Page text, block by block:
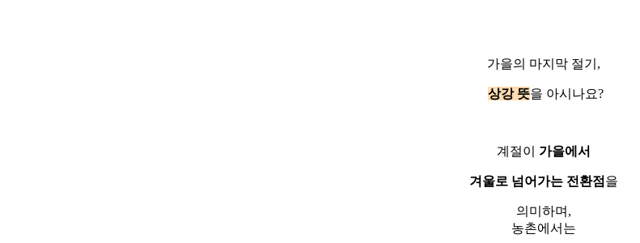
가을의 마지막 절기,
상강 뜻을 아시나요?
계절이 가을에서
겨울로 넘어가는 전환점 을
의미하며,
농촌에서는